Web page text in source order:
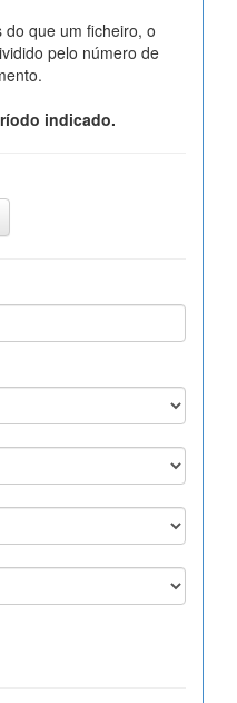
que um ficheiro, o
pelo número de
indicado.